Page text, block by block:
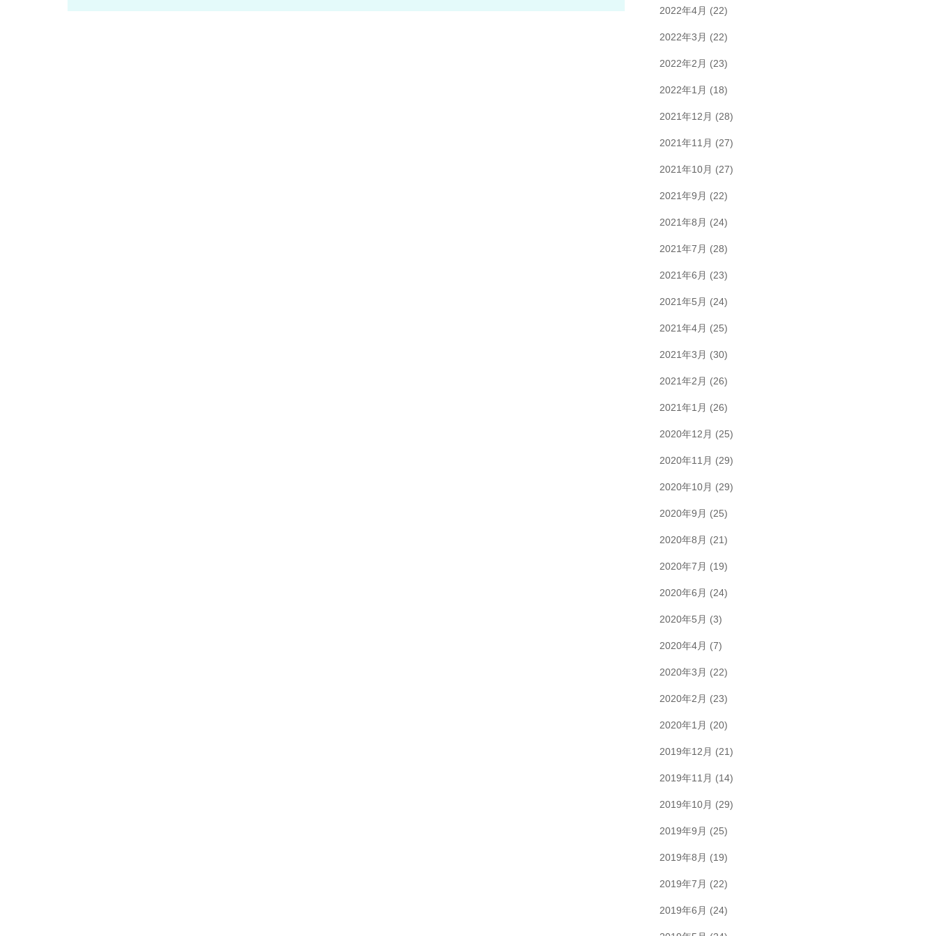
2022年4月 (22)
2022年3月 (22)
2022年2月 (23)
2022年1月 (18)
2021年12月 (28)
2021年11月 (27)
2021年10月 (27)
2021年9月 (22)
2021年8月 (24)
2021年7月 (28)
2021年6月 (23)
2021年5月 (24)
2021年4月 (25)
2021年3月 (30)
2021年2月 (26)
2021年1月 (26)
2020年12月 (25)
2020年11月 (29)
2020年10月 (29)
2020年9月 (25)
2020年8月 (21)
2020年7月 (19)
2020年6月 (24)
2020年5月 (3)
2020年4月 (7)
2020年3月 (22)
2020年2月 (23)
2020年1月 (20)
2019年12月 (21)
2019年11月 (14)
2019年10月 (29)
2019年9月 (25)
2019年8月 (19)
2019年7月 (22)
2019年6月 (24)